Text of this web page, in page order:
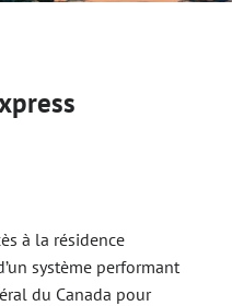
à la résidence
système performant
du Canada pour